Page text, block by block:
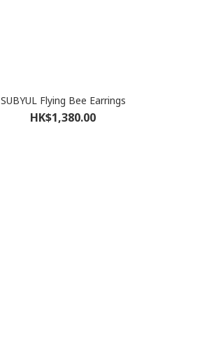
SUBYUL Flying Bee Earrings
HK$1,380.00